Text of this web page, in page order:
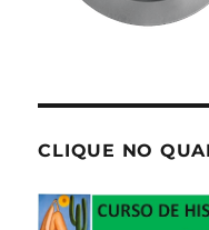
CLIQUE NO